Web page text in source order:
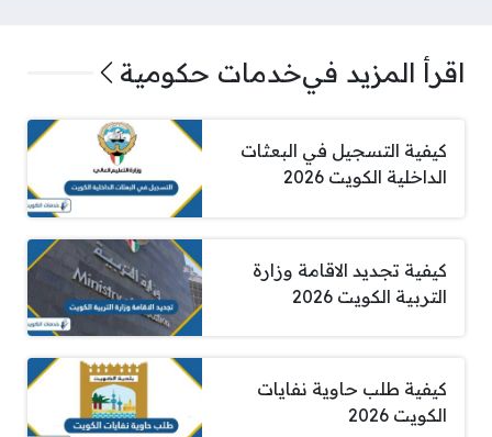
اقرأ المزيد فيخدمات حكومية
كيفية التسجيل في البعثات
الداخلية الكويت 2026
كيفية تجديد الاقامة وزارة
التربية الكويت 2026
كيفية طلب حاوية نفايات
الكويت 2026